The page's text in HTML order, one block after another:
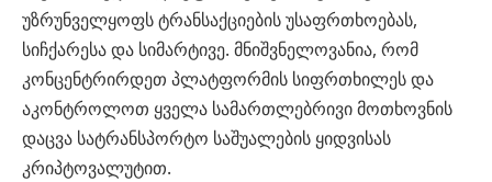
უზრუნველყოფს ტრანსაქციების უსაფრთხოებას,
სიჩქარესა და სიმარტივე. მნიშვნელოვანია, რომ
კონცენტრირდეთ პლატფორმის სიფრთხილეს და
აკონტროლოთ ყველა სამართლებრივი მოთხოვნის
დაცვა სატრანსპორტო საშუალების ყიდვისას
კრიპტოვალუტით.